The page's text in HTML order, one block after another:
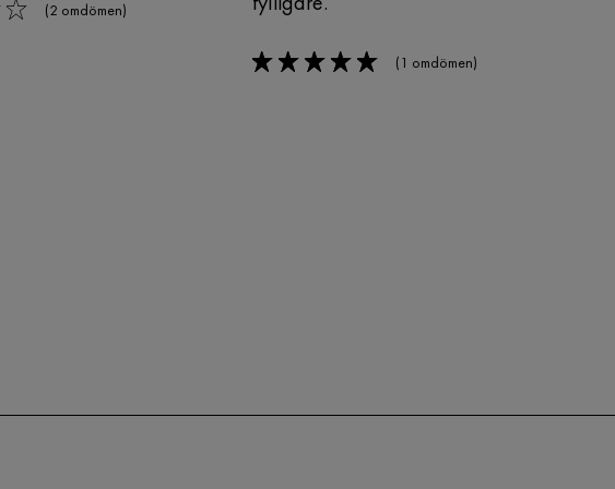
(2 omdömen)
5/5 (1 omdömen)